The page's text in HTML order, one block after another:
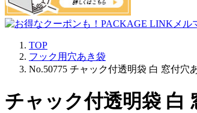
TOP
フック用穴あき袋
No.50775 チャック付透明袋 白 窓付穴
チャック付透明袋 白